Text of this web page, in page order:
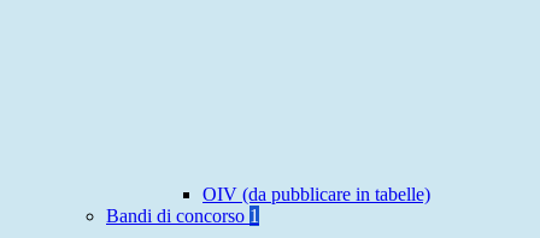
OIV (da pubblicare in tabelle)
Bandi di concorso 1